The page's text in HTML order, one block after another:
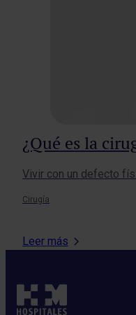
¿Qué es la
Vivir con un defecto
Cirugía
Leer más